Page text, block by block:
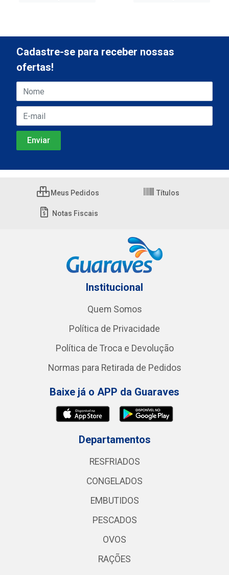
Cadastre-se para receber nossas
ofertas!
Meus Pedidos Títulos
Notas Fiscais
Institucional
Quem Somos
Política de Privacidade
Política de Troca e Devolução
Normas para Retirada de Pedidos
Baixe já o APP da Guaraves
Departamentos
RESFRIADOS
CONGELADOS
EMBUTIDOS
PESCADOS
OVOS
RAÇÕES